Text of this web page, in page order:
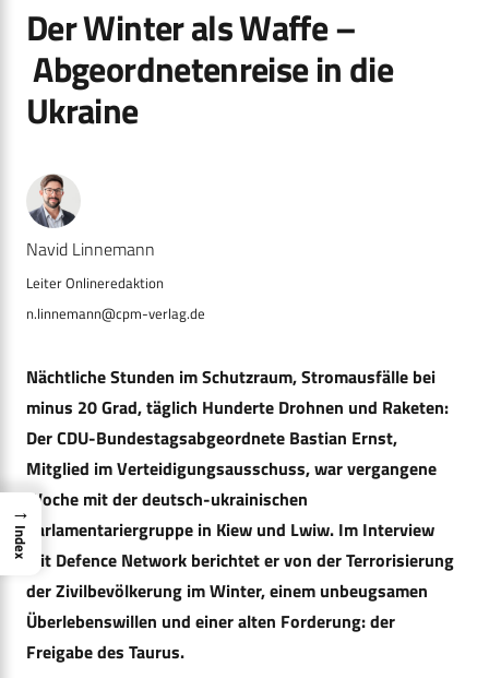
Der Winter als Waffe –
Abgeordnetenreise in die
Ukraine
Navid Linnemann
n.linnemann@cpm-verlag.de
Nächtliche Stunden im Schutzraum, Stromausfälle bei
minus 20 Grad, täglich Hunderte Drohnen und Raketen:
Der CDU-Bundestagsabgeordnete Bastian Ernst,
Mitglied im Verteidigungsausschuss, war vergangene
Woche mit der deutsch-ukrainischen
Parlamentariergruppe in Kiew und Lwiw. Im Interview
mit Defence Network berichtet er von der Terrorisierung
der Zivilbevölkerung im Winter, einem unbeugsamen
Überlebenswillen und einer alten Forderung: der
Freigabe des Taurus.
→
Index